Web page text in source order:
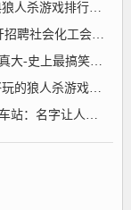
榜_狼人杀公会名字
化工会工作者30名
最搞笑的帮会名字
人杀游戏前十名
笑记一次就不会忘记